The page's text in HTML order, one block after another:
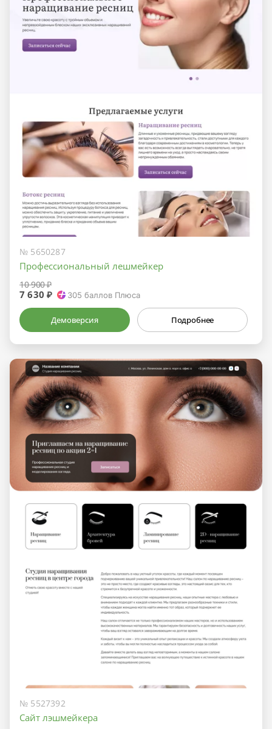
№ 5650287
Профессиональный лешмейкер
10 900 ₽
7 630 ₽ 305 баллов Плюса
Демоверсия Подробнее
№ 5527392
Сайт лэшмейкера